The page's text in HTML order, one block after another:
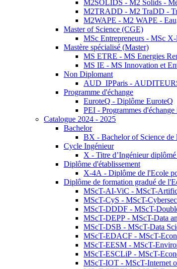
M2SOLIDS - M2 Solids -
M2TRADD - M2 TraDD -
M2WAPE - M2 WAPE -
Master of Science (CGE)
MSc Entrepreneurs - MSc
Mastère spécialisé (Master)
MS ETRE - MS Energies
MS IE - MS Innovation et
Non Diplomant
AUD_IPParis -
Programme d'échange
EuroteQ - Diplôme EuroteQ
PEI - Programmes
Catalogue 2024 - 2025
Bachelor
BX - Bachelor of Science de
Cycle Ingénieur
X - Titre d’Ingénieur
Diplôme d'établissement
X-4A - Diplôme de l'Ecole
Diplôme de formation gradué de
MScT-AI-ViC - MScT-
MScT-CyS - MScT-
MScT-DDDF - MScT-
MScT-DEPP - MScT-Data
MScT-DSB - MScT-Data
MScT-EDACF - MScT-
MScT-EESM - MScT-
MScT-ESCLiP - MScT-
MScT-IOT - MScT-Internet